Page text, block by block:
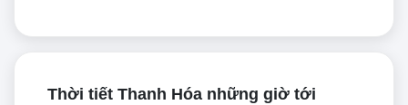
Thời tiết Thanh Hóa những giờ tới